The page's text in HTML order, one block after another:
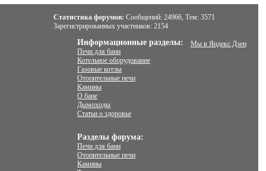
Статистика форумов: Сообщений: 24966, Тем: 3571
Зарегистрированных участников: 2154
Мы в Яндекс.Дзен
Информационные разделы:
Печи для бани
Котельное оборудование
Газовые котлы
Отопительные печи
Камины
О бане
Дымоходы
Статьи о здоровье
Разделы форума:
Печи для бани
Отопительные печи
Камины